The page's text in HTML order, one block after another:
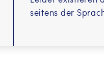
seitens der